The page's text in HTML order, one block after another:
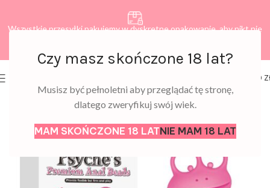
Czy masz skończone 18 lat?
Musisz być pełnoletni aby przeglądać tę stronę,
dlatego zweryfikuj swój wiek.
MAM SKOŃCZONE 18 LATNIE MAM 18 LAT
Wszystkie przesyłki pakujemy w dyskretne opakowanie, aby nikt nie
0,00